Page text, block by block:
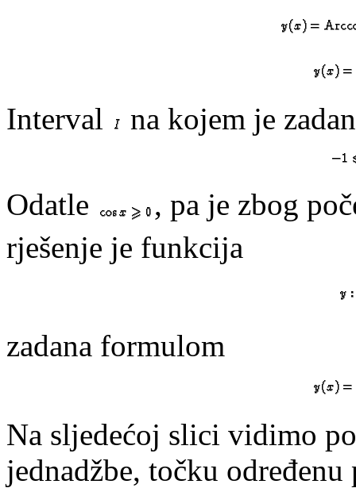
Interval na kojem je
Odatle
, pa je zbog
rješenje je funkcija
zadana formulom
Na sljedećoj slici vidimo
jednadžbe, točku